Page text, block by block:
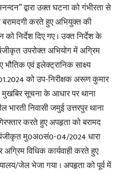
द्वारा उक्त घटना को गंभीरता से
करते हुए अभियुक्त की
को निर्देश दिए गए । उक्त निर्देश के
उपरोक्त अभियोग में अग्रिम
भौतिक एवं इलेक्ट्रानिक साक्ष्य
को उप-निरीक्षक अरूण कुमार
मुखबिर सूचना के आधार पर थाना
निवासी जमुई उत्तरपुर थाना
करते हुए अपहृता को बरामद
पंजीकृत मु0अ0सं0-04/2024 धारा
विधिक कार्यवाही करते हुए
जेल भेजा गया । अपहृता को पूर्व में